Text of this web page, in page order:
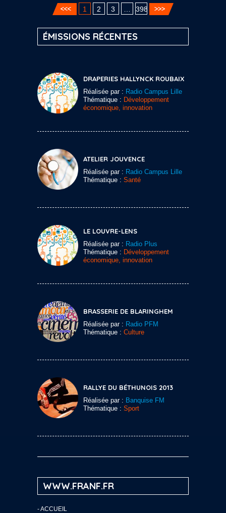
1 2 3 398
ÉMISSIONS RÉCENTES
DRAPERIES HALLYNCK ROUBAIX
Réalisée par : Radio Campus Lille
Thématique : Développement
économique, innovation
ATELIER JOUVENCE
Réalisée par : Radio Campus Lille
Thématique : Santé
LE LOUVRE-LENS
Réalisée par : Radio Plus
Thématique : Développement
économique, innovation
BRASSERIE DE BLARINGHEM
Réalisée par : Radio PFM
Thématique : Culture
RALLYE DU BÉTHUNOIS 2013
Réalisée par : Banquise FM
Thématique : Sport
WWW.FRANF.FR
-ACCUEIL